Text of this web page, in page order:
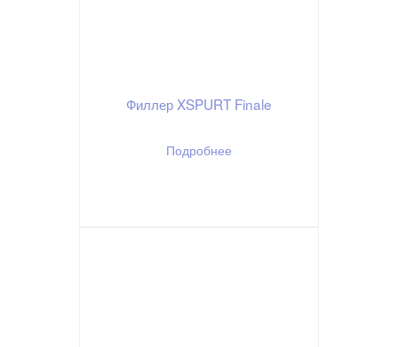
Филлер XSPURT Finale
Подробнее